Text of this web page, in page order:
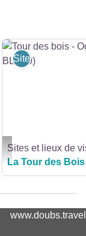
Tour des bois -
Sites et lieux de
Sites et lieux de
La Tour des Bois
www.doubs.travel